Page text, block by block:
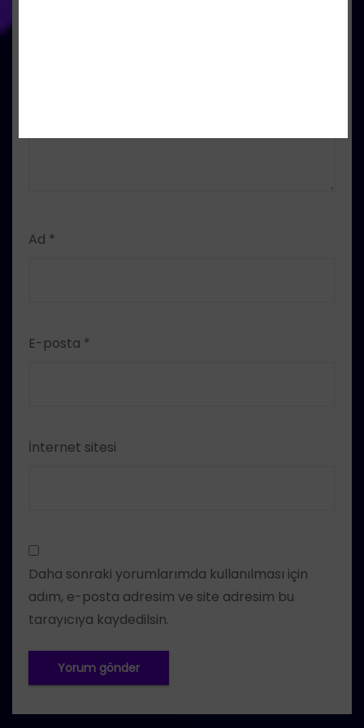
Ad *
E-posta *
İnternet sitesi
Daha sonraki yorumlarımda kullanılması için
adım, e-posta adresim ve site adresim bu
tarayıcıya kaydedilsin.